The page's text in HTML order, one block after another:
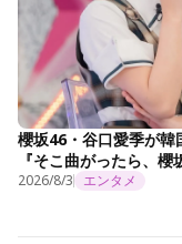
櫻坂46・谷口愛季が韓
『そこ曲がったら、
2026/8/3 エンタメ